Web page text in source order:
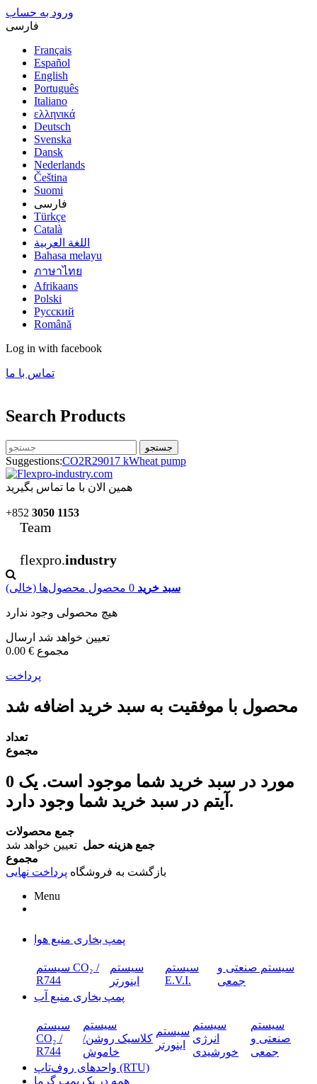
ورود به حساب
فارسى
Français
Español
English
Português
Italiano
ελληνικά
Deutsch
Svenska
Dansk
Nederlands
Čeština
Suomi
فارسى
Türkçe
Català
اللغة العربية
Bahasa melayu
ภาษาไทย
Afrikaans
Polski
Русский
Română
Log in with facebook
تماس با ما
Search Products
جستجو
Suggestions:CO2R29017 kWheat pump
همین الان با ما تماس بگیرید
+852 3050 1153
Team
flexpro.industry
سبد خرید 0 محصول محصول‌ها (خالی)
هیچ محصولی وجود ندارد
تعیین خواهد شد ارسال
0.00 € مجموع
پرداخت
محصول با موفقیت به سبد خرید اضافه شد
تعداد
مجموع
0 مورد در سبد خرید شما موجود است. یک
آیتم در سبد خرید شما وجود دارد.
جمع محصولات
جمع هزینه حمل تعیین خواهد شد
مجموع
بازگشت به فروشگاه پرداخت نهایی
Menu
پمپ بخاری منبع هوا
سیستم CO₂ /
R744
سیستم
اینورتر
سیستم
E.V.I.
سیستم صنعتی و
جمعی
پمپ بخاری منبع آب
سیستم
CO₂ /
R744
سیستم
کلاسیک روشن/
خاموش
سیستم
اینورتر
سیستم
انرژی
خورشیدی
سیستم
صنعتی و
جمعی
واحدهای روف‌تاپ (RTU)
همه در یک پمپ گرما